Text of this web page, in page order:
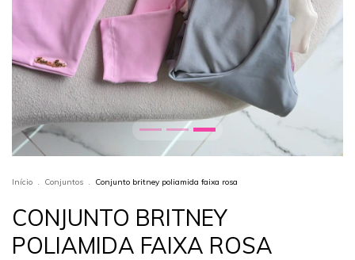
Início . Conjuntos . Conjunto britney poliamida faixa rosa
CONJUNTO BRITNEY
POLIAMIDA FAIXA ROSA